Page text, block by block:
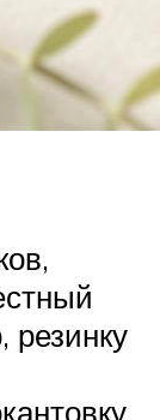
резинку